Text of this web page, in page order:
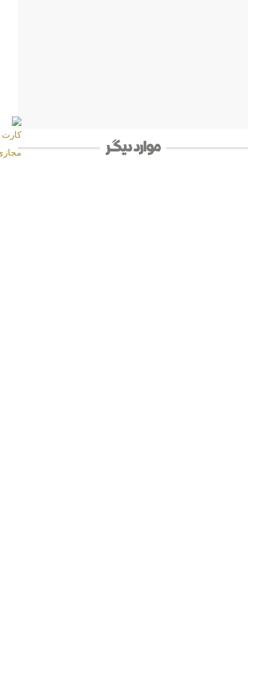
موارد دیگر